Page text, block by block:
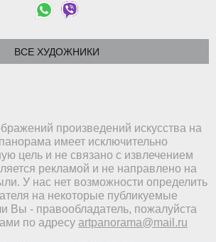
ВСЕ ХУДОЖНИКИ
произведений искусства на
имеет исключительно
цель и не связано с извлечением
рекламой и не направлено на
У нас нет возможности определить
на некоторые публикуемые
Вы - правообладатель, пожалуйста
по адресу artpanorama@mail.ru